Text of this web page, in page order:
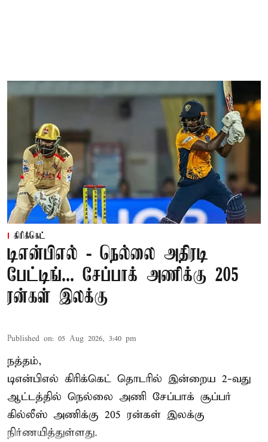
கிரிக்கெட்
டிஎன்பிஎல் - நெல்லை அதிரடி
பேட்டிங்... சேப்பாக் அணிக்கு 205
ரன்கள் இலக்கு
Published on: 05 Aug 2026, 3:40 pm
நத்தம்,
டிஎன்பிஎல் கிரிக்கெட் தொடரில் இன்றைய 2-வது
ஆட்டத்தில் நெல்லை அணி சேப்பாக் சூப்பர்
கில்லீஸ் அணிக்கு 205 ரன்கள் இலக்கு
நிர்ணயித்துள்ளது.